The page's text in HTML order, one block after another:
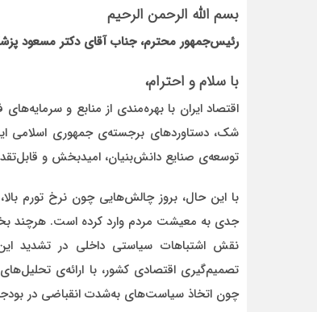
بسم الله الرحمن الرحیم
رئیس‌جمهور محترم، جناب آقای دکتر مسعود
با سلام و احترام،
اقتصاد ایران با بهره‌مندی از منابع و
شک، دستاوردهای برجسته‌ی جمهوری اسلامی
توسعه‌ی صنایع دانش‌بنیان، امیدبخش و
با این حال، بروز چالش‌هایی چون نرخ تورم
جدی به معیشت مردم وارد کرده است. هرچند
نقش اشتباهات سیاستی داخلی در تشدید
تصمیم‌گیری اقتصادی کشور، با ارائه‌ی
چون اتخاذ سیاست‌های به‌شدت انقباضی در